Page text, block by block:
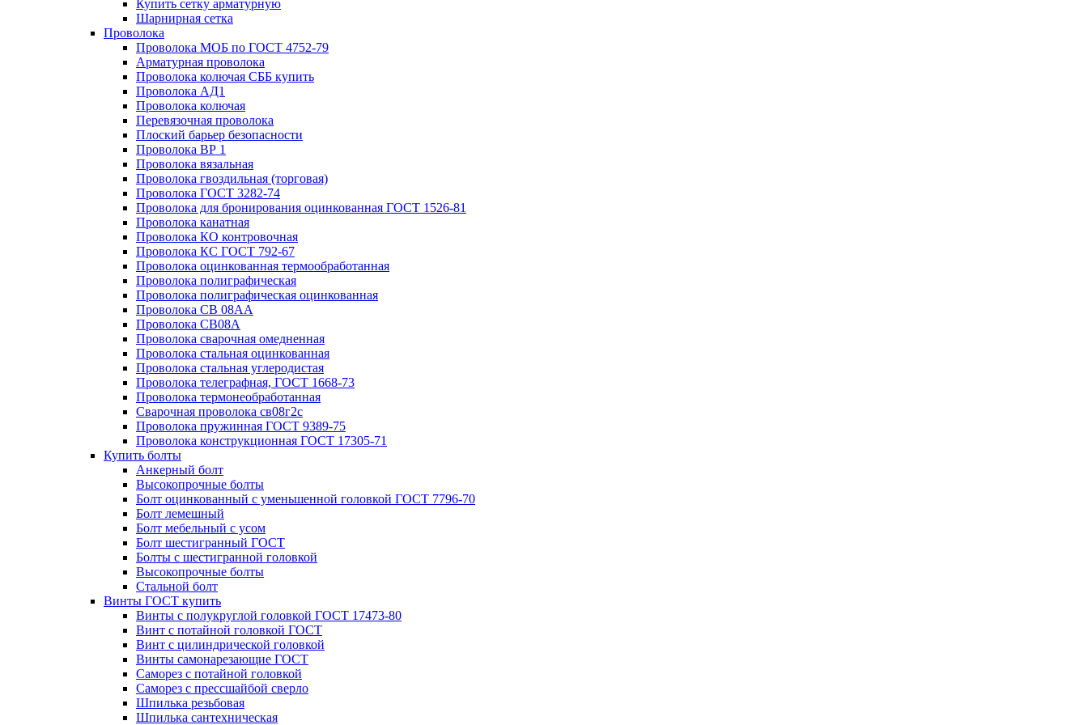
Купить сетку арматурную
Шарнирная сетка
Проволока
Проволока МОБ по ГОСТ 4752-79
Арматурная проволока
Проволока колючая СББ купить
Проволока АД1
Проволока колючая
Перевязочная проволока
Плоский барьер безопасности
Проволока ВР 1
Проволока вязальная
Проволока гвоздильная (торговая)
Проволока ГОСТ 3282-74
Проволока для бронирования оцинкованная ГОСТ 1526-81
Проволока канатная
Проволока КО контровочная
Проволока КС ГОСТ 792-67
Проволока оцинкованная термообработанная
Проволока полиграфическая
Проволока полиграфическая оцинкованная
Проволока СВ 08АА
Проволока СВ08А
Проволока сварочная омедненная
Проволока стальная оцинкованная
Проволока стальная углеродистая
Проволока телеграфная, ГОСТ 1668-73
Проволока термонеобработанная
Сварочная проволока св08г2с
Проволока пружинная ГОСТ 9389-75
Проволока конструкционная ГОСТ 17305-71
Купить болты
Анкерный болт
Высокопрочные болты
Болт оцинкованный с уменьшенной головкой ГОСТ 7796-70
Болт лемешный
Болт мебельный с усом
Болт шестигранный ГОСТ
Болты с шестигранной головкой
Высокопрочные болты
Стальной болт
Винты ГОСТ купить
Винты с полукруглой головкой ГОСТ 17473-80
Винт с потайной головкой ГОСТ
Винт с цилиндрической головкой
Винты самонарезающие ГОСТ
Саморез с потайной головкой
Саморез с прессшайбой сверло
Шпилька резьбовая
Шпилька сантехническая